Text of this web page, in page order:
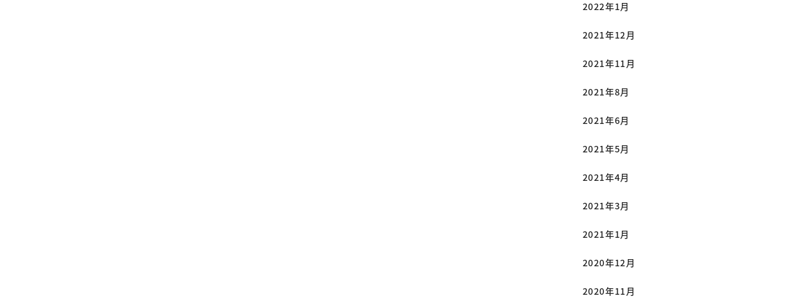
2022年1月
2021年12月
2021年11月
2021年8月
2021年6月
2021年5月
2021年4月
2021年3月
2021年1月
2020年12月
2020年11月